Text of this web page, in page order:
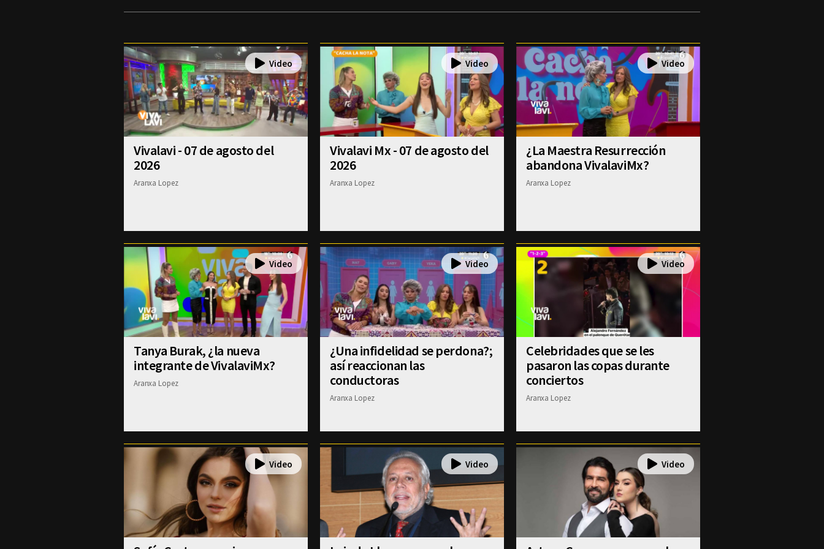
Vivalavi - 07 de agosto del
2026
Aranxa Lopez
Vivalavi Mx - 07 de agosto del
2026
Aranxa Lopez
¿La Maestra Resurrección
abandona VivalaviMx?
Aranxa Lopez
Tanya Burak, ¿la nueva
integrante de VivalaviMx?
Aranxa Lopez
¿Una infidelidad se perdona?;
así reaccionan las
conductoras
Aranxa Lopez
Celebridades que se les
pasaron las copas durante
conciertos
Aranxa Lopez